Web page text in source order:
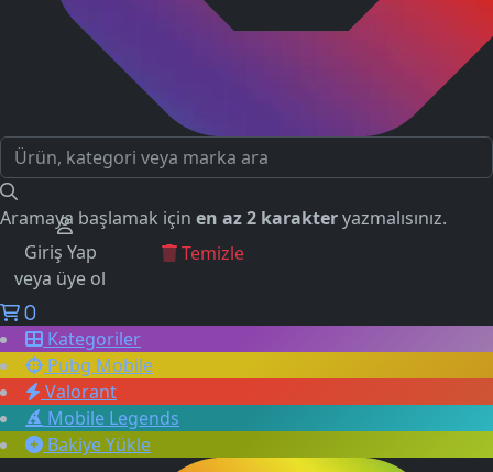
Aramaya başlamak için en az 2 karakteryazmalısınız.
GEÇMİŞ ARAMALAR
Temizle
Giriş Yap
veya üye ol
0
Kategoriler
Pubg Mobile
Valorant
Mobile Legends
Bakiye Yükle